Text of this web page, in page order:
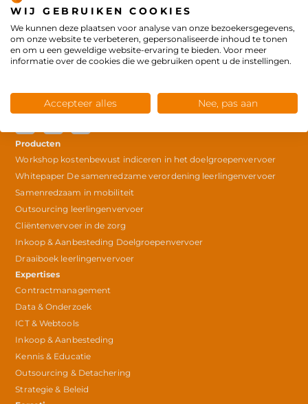
Forseti is onderdeel van
Producten
Workshop kostenbewust indiceren in het doelgroepenvervoer
Whitepaper De samenredzame verordening leerlingenvervoer
Samenredzaam in mobiliteit
Outsourcing leerlingenvervoer
Cliëntenvervoer in de zorg
Inkoop & Aanbesteding Doelgroepenvervoer
Draaiboek leerlingenvervoer
Expertises
Contractmanagement
Data & Onderzoek
ICT & Webtools
Inkoop & Aanbesteding
Kennis & Educatie
Outsourcing & Detachering
Strategie & Beleid
WIJ GEBRUIKEN COOKIES
We kunnen deze plaatsen voor analyse van onze bezoekersgegevens,
om onze website te verbeteren, gepersonaliseerde inhoud te tonen
en om u een geweldige website-ervaring te bieden. Voor meer
informatie over de cookies die we gebruiken opent u de instellingen.
Accepteer alles Nee, pas aan